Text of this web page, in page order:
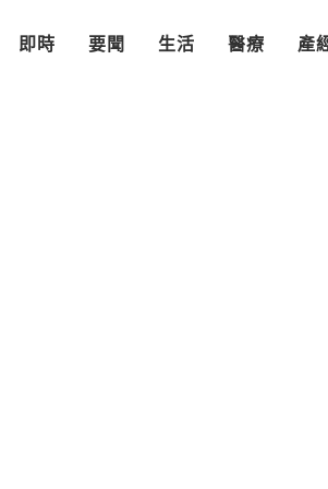
即時 要聞 生活 醫療 產